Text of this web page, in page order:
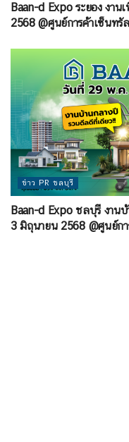
Baan-d Expo ระยอง งา
2568 @ศูนย์การค้าเซ็นทรั
ข่าว PR ชลบุรี
Baan-d Expo ชลบุรี งาน
3 มิถุนายน 2568 @ศูนย์ก